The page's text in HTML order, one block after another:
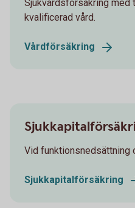
Sjukvårdsförsäkring med
kvalificerad vård.
Vårdförsäkring
Vid funktionsnedsättning
Sjukkapitalförsäkring